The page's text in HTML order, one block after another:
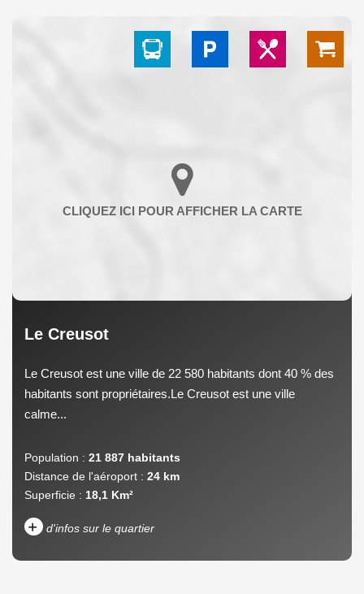
Le Creusot
Le Creusot est une ville de 22 580 habitants dont 40 % des
habitants sont propriétaires.Le Creusot est une ville
calme...
Population : 21 887 habitants
Distance de l'aéroport : 24 km
Superficie : 18,1 Km²
+ d'infos sur le quartier